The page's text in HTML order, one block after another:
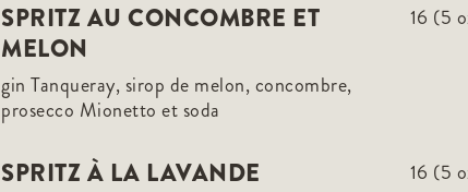
SPRITZ AU CONCOMBRE ET
MELON
gin Tanqueray, sirop de melon, concombre,
prosecco Mionetto et soda
16 (5
SPRITZ À LA LAVANDE 16 (5